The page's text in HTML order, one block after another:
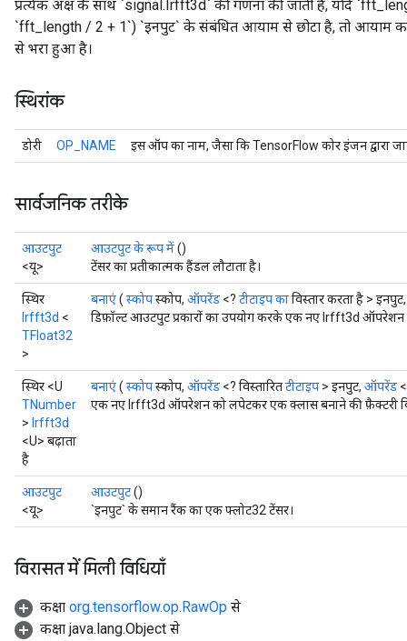
प्रत्येक अक्ष के साथ `signal.Irfft3d` की गणना की जाती है, यदि
`fft_length / 2 + 1`) `इनपुट` के संबंधित आयाम से छोटा है, तो आयाम
से भरा हुआ है।
स्थिरांक
डोरी OP_NAME इस ऑप का नाम, जैसा कि TensorFlow कोर इंजन द्वारा
सार्वजनिक तरीके
आउटपुट
<यू>
आउटपुट के रूप में()
टेंसर का प्रतीकात्मक हैंडल लौटाता है।
स्थिर
Irfft3d <
TFloat32
>
बनाएं( स्कोपस्कोप, ऑपरेंड <? टीटाइप काविस्तार करता है >
डिफ़ॉल्ट आउटपुट प्रकारों का उपयोग करके एक नए Irfft3d ऑपरेशन
स्थिर <U
TNumber
> Irfft3d
<U> बढ़ाता
है
बनाएं( स्कोपस्कोप, ऑपरेंड <? विस्तारितटीटाइप > इनपुट, ऑपरेंड
एक नए Irfft3d ऑपरेशन को लपेटकर एक क्लास बनाने की फ़ैक्टरी
आउटपुट
<यू>
आउटपुट()
`इनपुट` के समान रैंक का एक फ्लोट32 टेंसर।
विरासत में मिली विधियाँ
कक्षा org.tensorflow.op.RawOp से
कक्षा java.lang.Object से